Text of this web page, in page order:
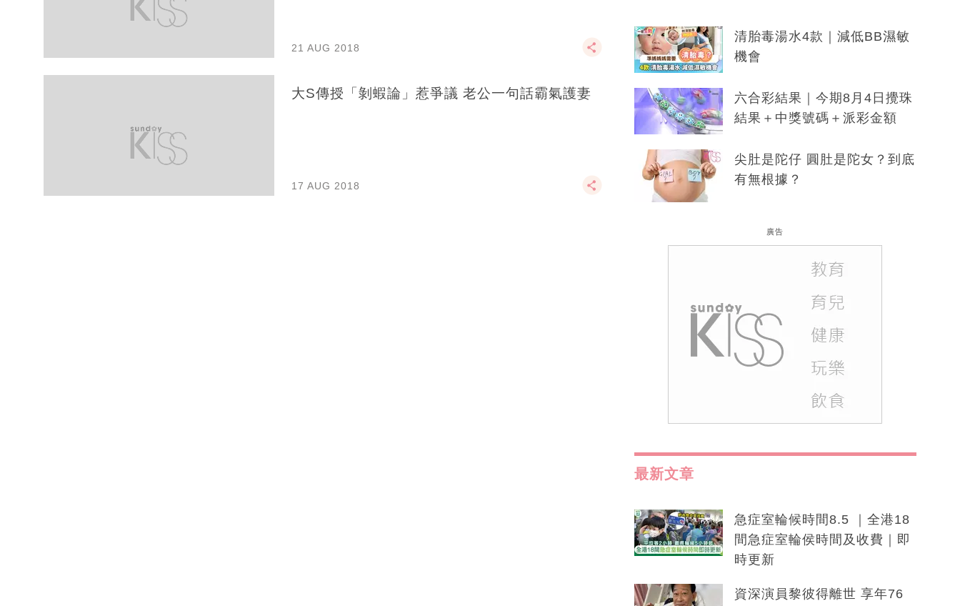
21 AUG 2018
大S傳授「剝蝦論」惹爭議 老公一句話霸氣護妻
17 AUG 2018
清胎毒湯水4款｜減低BB濕敏
機會
六合彩結果｜今期8月4日攪珠
結果＋中獎號碼＋派彩金額
尖肚是陀仔 圓肚是陀女？到底
有無根據？
廣告
最新文章
急症室輪候時間8.5 ｜全港18
間急症室輪侯時間及收費｜即
時更新
資深演員黎彼得離世 享年76